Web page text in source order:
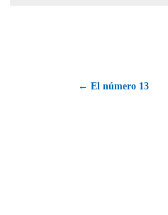
← El número 13